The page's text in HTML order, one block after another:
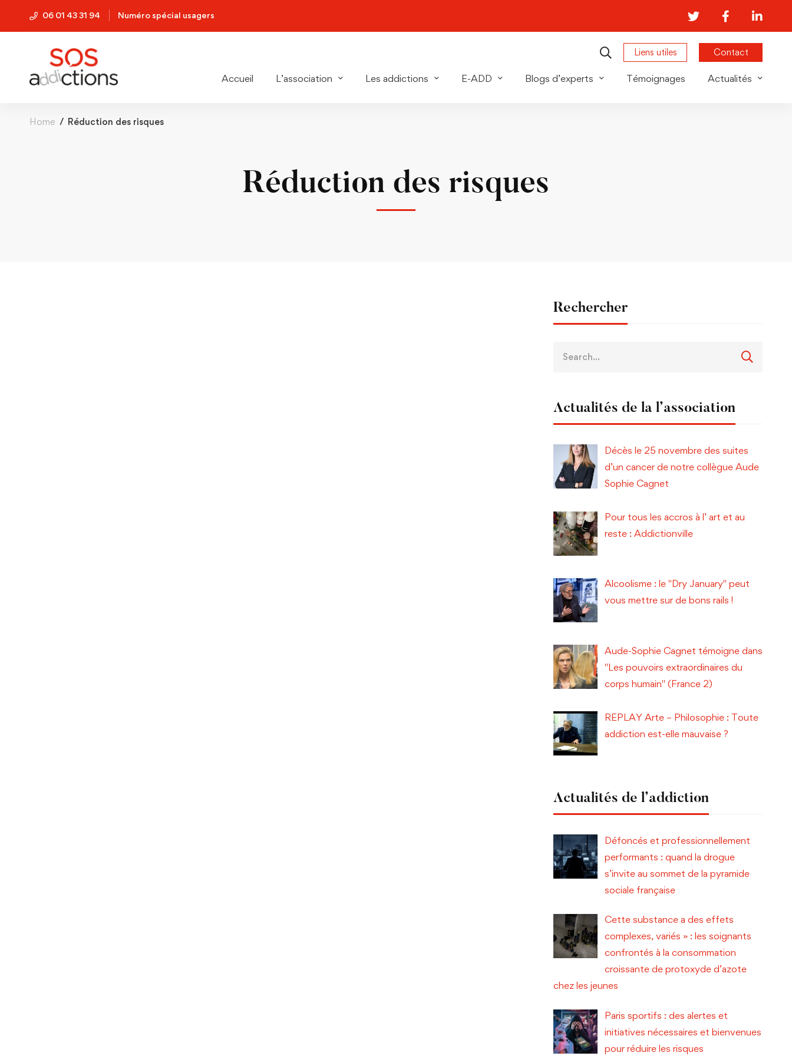
06 01 43 31 94 Numéro spécial usagers
Liens utiles Contact
Accueil L’association Les addictions E-ADD Blogs d’experts Témoignages Actualités
Home Réduction des risques
Réduction des risques
Rechercher
Actualités de la l’association
Décès le 25 novembre des suites
d’un cancer de notre collègue Aude
Sophie Cagnet
Pour tous les accros à l’ art et au
reste : Addictionville
Alcoolisme : le "Dry January" peut
vous mettre sur de bons rails !
Aude-Sophie Cagnet témoigne dans
"Les pouvoirs extraordinaires du
corps humain" (France 2)
REPLAY Arte – Philosophie : Toute
addiction est-elle mauvaise ?
Actualités de l’addiction
Défoncés et professionnellement
performants : quand la drogue
s’invite au sommet de la pyramide
sociale française
Cette substance a des effets
complexes, variés » : les soignants
confrontés à la consommation
croissante de protoxyde d’azote
chez les jeunes
Paris sportifs : des alertes et
initiatives nécessaires et bienvenues
pour réduire les risques